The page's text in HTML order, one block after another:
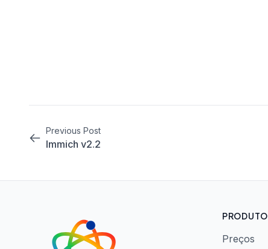
Previous Post
Immich v2.2
PRODUTO
Preços